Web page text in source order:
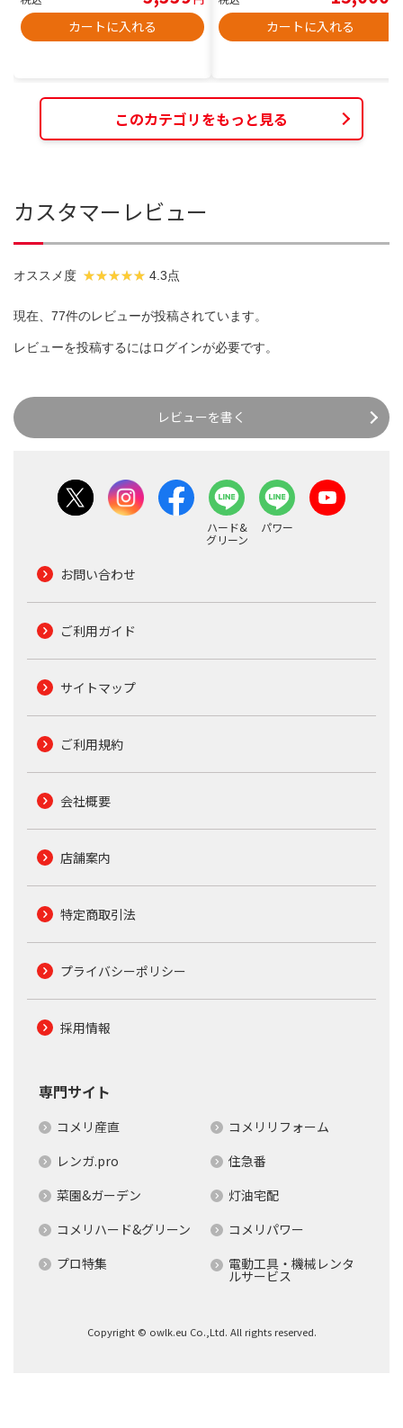
カートに入れる カートに入れる
このカテゴリをもっと見る
カスタマーレビュー
オススメ度 4.3点
現在、77件のレビューが投稿されています。
レビューを投稿するにはログインが必要です。
レビューを書く
ハード&
グリーン
パワー
お問い合わせ
ご利用ガイド
サイトマップ
ご利用規約
会社概要
店舗案内
特定商取引法
プライバシーポリシー
採用情報
専門サイト
コメリ産直
コメリリフォーム
レンガ.pro
住急番
菜園&ガーデン
灯油宅配
コメリハード&グリーン
コメリパワー
プロ特集
電動工具・機械レンタ
ルサービス
Copyright © owlk.eu Co.,Ltd. All rights reserved.